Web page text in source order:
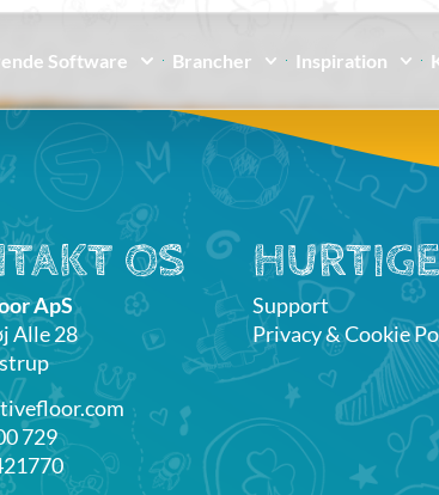
Software Brancher Inspiration
OS
ApS
Alle 28
729
Support
Privacy & Cookie